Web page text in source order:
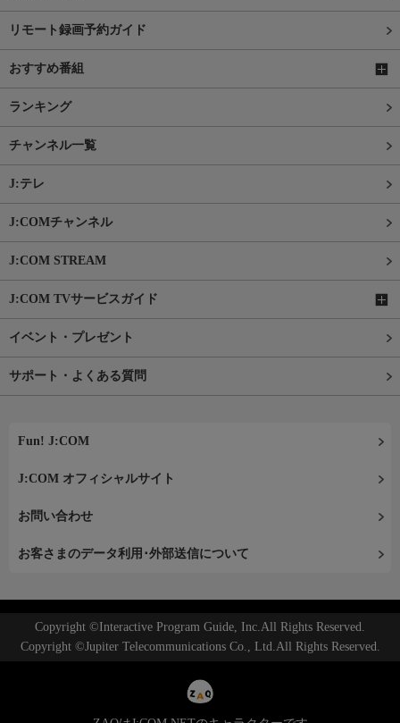
リモート録画予約ガイド
おすすめ番組
ランキング
チャンネル一覧
J:テレ
J:COMチャンネル
J:COM STREAM
J:COM TVサービスガイド
イベント・プレゼント
サポート・よくある質問
Fun! J:COM
J:COM オフィシャルサイト
お問い合わせ
お客さまのデータ利用･外部送信について
Copyright ©Interactive Program Guide, Inc.All Rights Reserved.
Copyright ©Jupiter Telecommunications Co., Ltd.All Rights Reserved.